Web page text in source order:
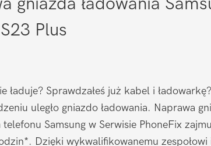
Plus
ładuje? Sprawdzałeś już kabel i
uległo gniazdo ładowania. Naprawa
telefonu Samsung w Serwisie PhoneFix
Dzięki wykwalifikowanemu zespołowi